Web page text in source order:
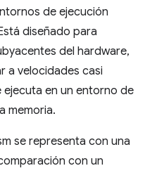
de ejecución
diseñado para
del hardware,
a velocidades casi
ejecuta en un entorno de
memoria.
se representa con una
con un